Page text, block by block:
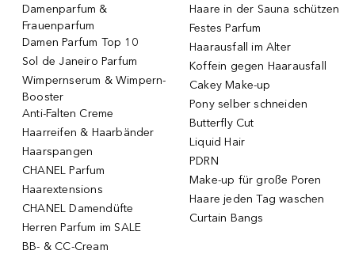
Damenparfum &
Frauenparfum
Damen Parfum Top 10
Sol de Janeiro Parfum
Wimpernserum & Wimpern-
Booster
Anti-Falten Creme
Haarreifen & Haarbänder
Haarspangen
CHANEL Parfum
Haarextensions
CHANEL Damendüfte
Herren Parfum im SALE
BB- & CC-Cream
Haare in der Sauna schützen
Festes Parfum
Haarausfall im Alter
Koffein gegen Haarausfall
Cakey Make-up
Pony selber schneiden
Butterfly Cut
Liquid Hair
PDRN
Make-up für große Poren
Haare jeden Tag waschen
Curtain Bangs